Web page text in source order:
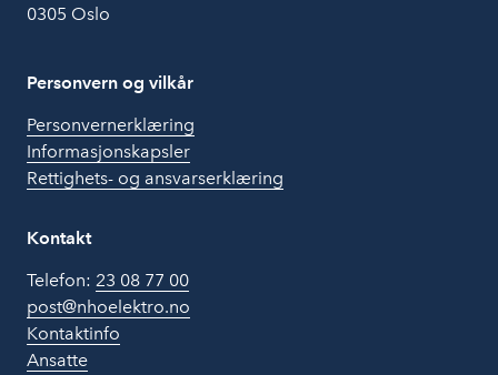
0305 Oslo
Personvern og vilkår
Personvernerklæring
Informasjonskapsler
Rettighets- og ansvarserklæring
Kontakt
Telefon: 23 08 77 00
post@nhoelektro.no
Kontaktinfo
Ansatte